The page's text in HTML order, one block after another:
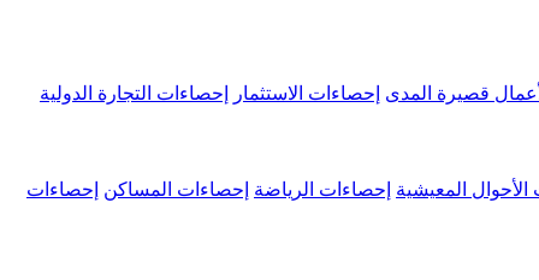
قصيرة المدى إحصاءات الاستثمار إحصاءات التجارة الدولية
الأحوال المعيشية إحصاءات الرياضة إحصاءات المساكن إحصاءات